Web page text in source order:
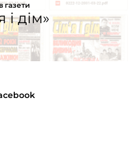
газети
і дім»